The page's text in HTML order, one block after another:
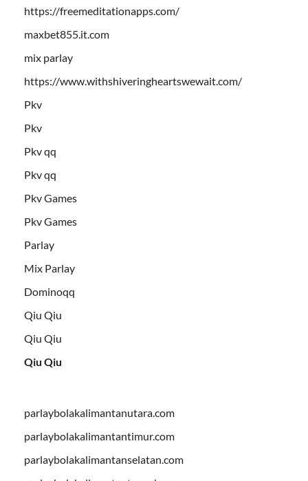
https://freemeditationapps.com/
maxbet855.it.com
mix parlay
https://www.withshiveringheartswewait.com/
Pkv
Pkv
Pkv qq
Pkv qq
Pkv Games
Pkv Games
Parlay
Mix Parlay
Dominoqq
Qiu Qiu
Qiu Qiu
Qiu Qiu
parlaybolakalimantanutara.com
parlaybolakalimantantimur.com
parlaybolakalimantanselatan.com